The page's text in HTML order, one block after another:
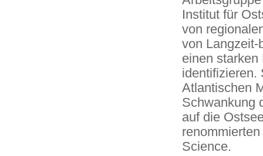
Institut für
von
von Langzeit-
einen
identifizieren.
Atlantischen
Schwankung
auf die
Science.